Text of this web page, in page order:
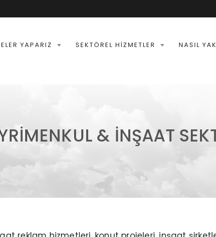
YAPARIZ SEKTÖREL HIZMETLER NASIL
& İNŞAAT